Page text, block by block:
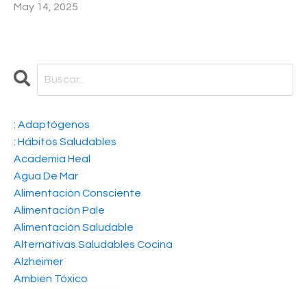
May 14, 2025
: Adaptógenos
: Hábitos Saludables
Academia Heal
Agua De Mar
Alimentación Consciente
Alimentación Pale
Alimentación Saludable
Alternativas Saludables Cocina
Alzheimer
Ambien Tóxico